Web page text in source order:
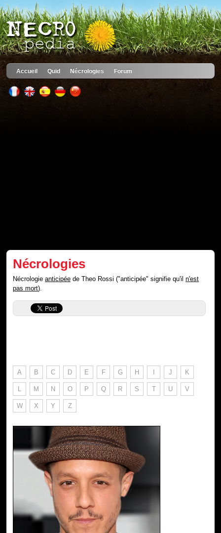
Accueil Quid Nécrologies Forum
Nécrologies
Nécrologieanticipée de Theo Rossi ("anticipée" signifie qu'iln'est
pas mort).
A B C D E F G H I J K
L M N O P Q R S T U V
W X Y Z